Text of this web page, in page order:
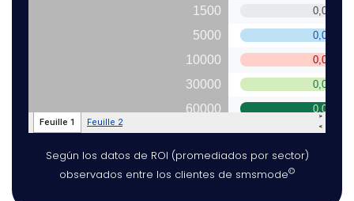
Según los datos de ROI (promediados por sector)
observados entre los clientes de smsmode©